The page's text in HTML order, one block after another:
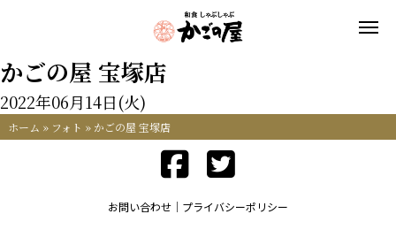
かごの屋 宝塚店
2022年06月14日(火)
ホーム » フォト » かごの屋 宝塚店
お問い合わせ プライバシーポリシー